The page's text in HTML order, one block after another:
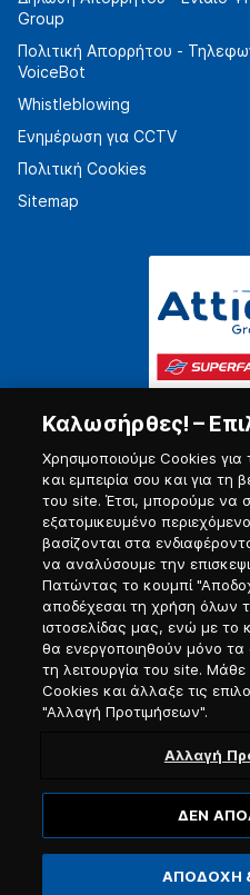
Group
Πολιτική Απορρήτου -
VoiceBot
Whistleblowing
Ενημέρωση για CCTV
Πολιτική Cookies
Sitemap
Πύλη
© 2026, Blue Star Ferries /
Website designed &
Καλωσήρθες! –
Χρησιμοποιούμε Cookies
και εμπειρία σου και για τη
του site. Έτσι, μπορούμε να
εξατομικευμένο
βασίζονται στα
να αναλύσουμε την
Πατώντας το κουμπί
αποδέχεσαι τη χρήση όλων
ιστοσελίδας μας, ενώ με το
θα ενεργοποιηθούν μόνο τα
τη λειτουργία του site. Μάθε
Cookies και άλλαξε τις
"Αλλαγή Προτιμήσεων".
Αλλαγή
ΔΕΝ
ΑΠΟΔΟΧΗ